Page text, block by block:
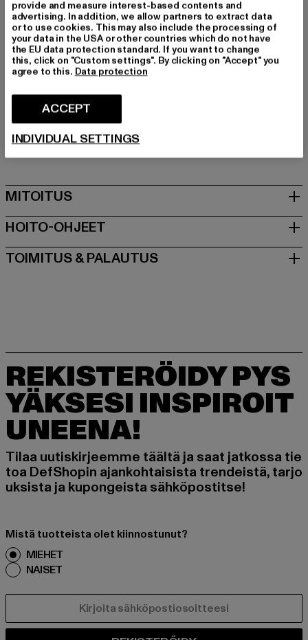
Kategoria: Trousers - Sweat
Color: schwarz
Valmistaja väri: vintage black black
Materiaalin koostumus: 80% Puuvilla, 20% Polyesteri
Valmistaja: The Mad Agency GmbH |
info@themad.agency
Hollefeldstraße 16 | 48282 Emsdetten | DE
MITOITUS
HOITO-OHJEET
TOIMITUS & PALAUTUS
REKISTERÖIDY PYS
YÄKSESI INSPIROIT
UNEENA!
Tilaa uutiskirjeemme täältä ja saat jatkossa tie
toa DefShopin ajankohtaisista trendeistä, tarjo
uksista ja kupongeista sähköpostitse!
Mistä tuotteista olet kiinnostunut?
MIEHET
NAISET
provide and measure interest-based contents and
advertising. In addition, we allow partners to extract data
or to use cookies. This may also include the processing of
your data in the USA or other countries which do not have
the EU data protection standard. If you want to change
this, click on "Custom settings". By clicking on "Accept" you
agree to this. Data protection
ACCEPT
INDIVIDUAL SETTINGS